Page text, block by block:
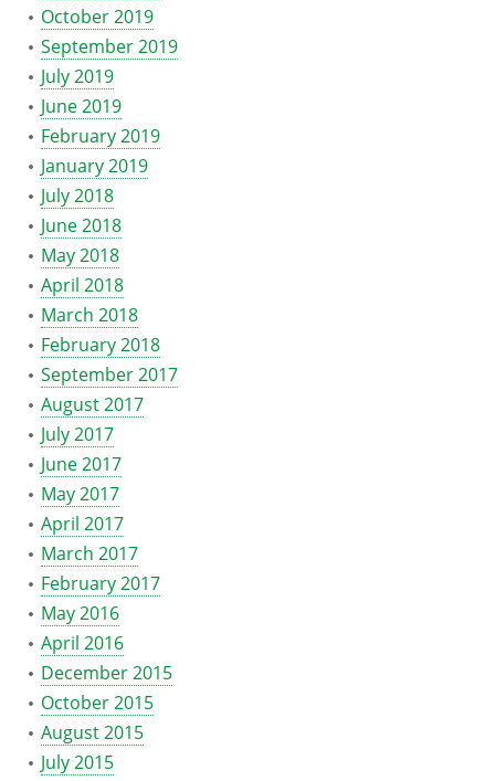
October 2019
September 2019
July 2019
June 2019
February 2019
January 2019
July 2018
June 2018
May 2018
April 2018
March 2018
February 2018
September 2017
August 2017
July 2017
June 2017
May 2017
April 2017
March 2017
February 2017
May 2016
April 2016
December 2015
October 2015
August 2015
July 2015